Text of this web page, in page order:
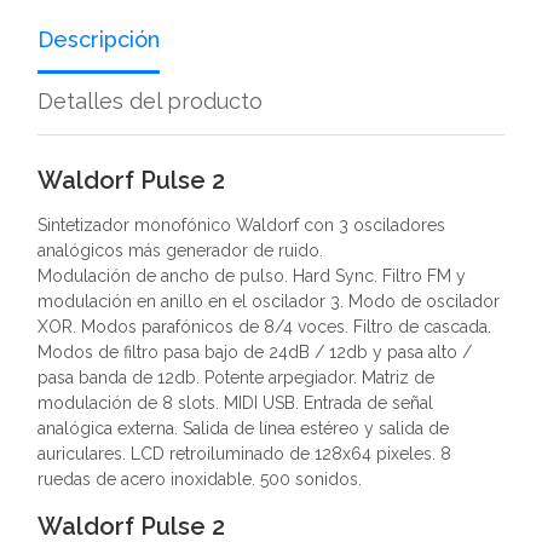
Descripción
Detalles del producto
Waldorf Pulse 2
Sintetizador monofónico Waldorf con 3 osciladores
analógicos más generador de ruido.
Modulación de ancho de pulso. Hard Sync. Filtro FM y
modulación en anillo en el oscilador 3. Modo de oscilador
XOR. Modos parafónicos de 8/4 voces. Filtro de cascada.
Modos de filtro pasa bajo de 24dB / 12db y pasa alto /
pasa banda de 12db. Potente arpegiador. Matriz de
modulación de 8 slots. MIDI USB. Entrada de señal
analógica externa. Salida de línea estéreo y salida de
auriculares. LCD retroiluminado de 128x64 pixeles. 8
ruedas de acero inoxidable. 500 sonidos.
Waldorf Pulse 2